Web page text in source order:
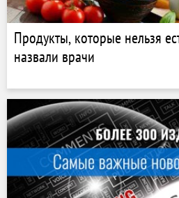
Продукты, которые нельзя
назвали врачи